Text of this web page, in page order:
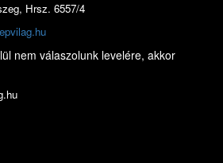
Hrsz. 6557/4
nem válaszolunk levelére, akkor